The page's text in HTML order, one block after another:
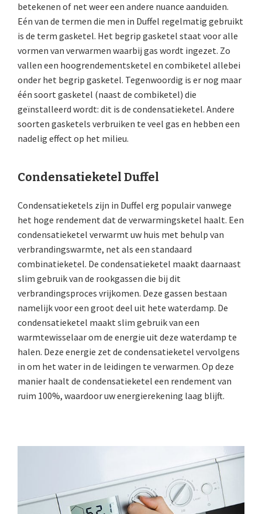
betekenen of net weer een andere nuance aanduiden.
Eén van de termen die men in Duffel regelmatig gebruikt
is de term gasketel. Het begrip gasketel staat voor alle
vormen van verwarmen waarbij gas wordt ingezet. Zo
vallen een hoogrendementsketel en combiketel allebei
onder het begrip gasketel. Tegenwoordig is er nog maar
één soort gasketel (naast de combiketel) die
geïnstalleerd wordt: dit is de condensatieketel. Andere
soorten gasketels verbruiken te veel gas en hebben een
nadelig effect op het milieu.
Condensatieketel Duffel
Condensatieketels zijn in Duffel erg populair vanwege
het hoge rendement dat de verwarmingsketel haalt. Een
condensatieketel verwarmt uw huis met behulp van
verbrandingswarmte, net als een standaard
combinatieketel. De condensatieketel maakt daarnaast
slim gebruik van de rookgassen die bij dit
verbrandingsproces vrijkomen. Deze gassen bestaan
namelijk voor een groot deel uit hete waterdamp. De
condensatieketel maakt slim gebruik van een
warmtewisselaar om de energie uit deze waterdamp te
halen. Deze energie zet de condensatieketel vervolgens
in om het water in de leidingen te verwarmen. Op deze
manier haalt de condensatieketel een rendement van
ruim 100%, waardoor uw energierekening laag blijft.